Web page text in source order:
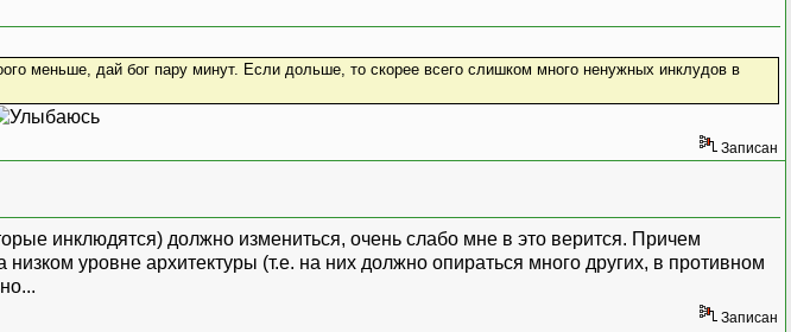
меньше, дай бог пару минут. Если дольше, то скорее всего слишком много ненужных инклудов в
Записан
инклюдятся) должно измениться, очень слабо мне в это верится. Причем
уровне архитектуры (т.е. на них должно опираться много других, в противном
Записан